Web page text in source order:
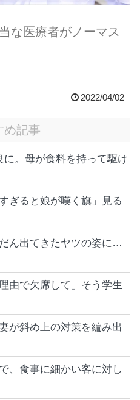
な医療者がノーマス
2022/04/02
め記事
。母が食料を持って駆け
ぎると娘が嘆く旗」見る
ん出てきたヤツの姿に…
由で欠席して」そう学生
が斜め上の対策を編み出
、食事に細かい客に対し